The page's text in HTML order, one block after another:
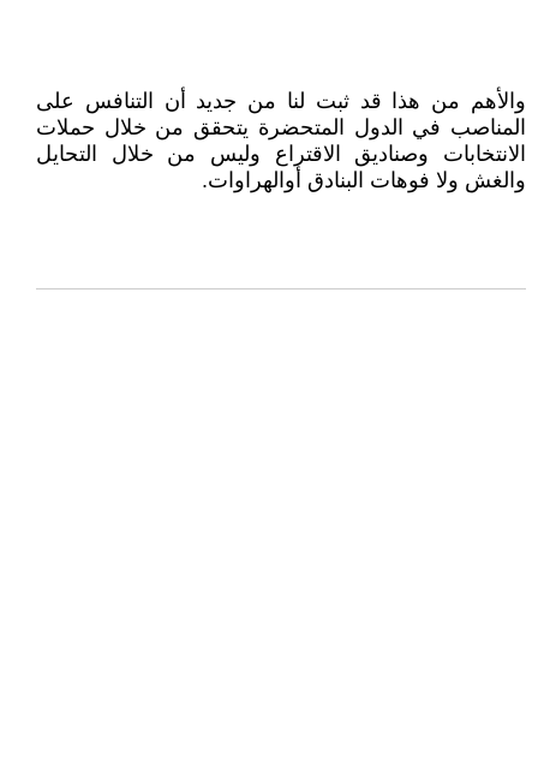
والأهم من هذا قد ثبت لنا من جديد أن التنافس على
المناصب في الدول المتحضرة يتحقق من خلال حملات
الانتخابات وصناديق الاقتراع وليس من خلال التحايل
والغش ولا فوهات البنادق أوالهراوات.